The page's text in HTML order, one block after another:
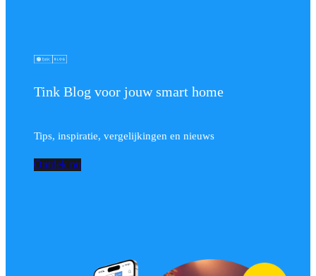
Tink Blog voor jouw smart home
Tips, inspiratie, vergelijkingen en nieuws
Ontdek nu